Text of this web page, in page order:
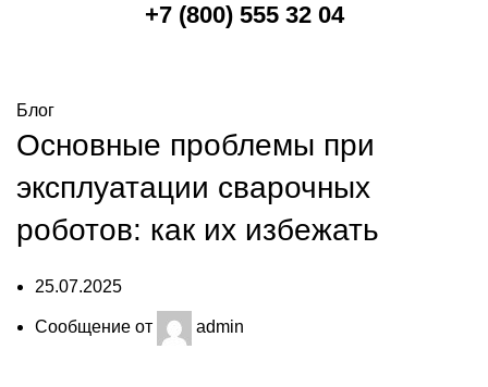
+7 (800) 555 32 04
Блог
Основные проблемы при
эксплуатации сварочных
роботов: как их избежать
25.07.2025
Сообщение от admin